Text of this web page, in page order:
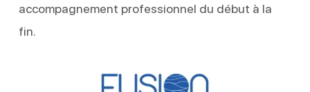
accompagnement professionnel du début à la
fin.